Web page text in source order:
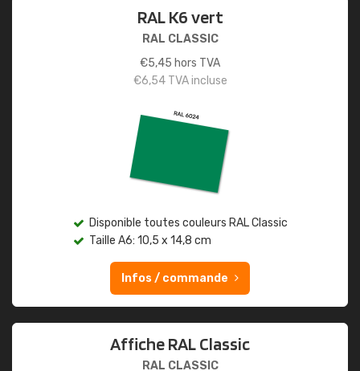
RAL K6 vert
RAL CLASSIC
€5,45 hors TVA
€6,54TVA incluse
Disponible toutes couleurs RAL Classic
Taille A6: 10,5 x 14,8 cm
Infos / commande
Affiche RAL Classic
RAL CLASSIC